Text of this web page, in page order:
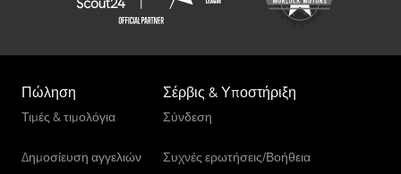
Πώληση
Τιμές & τιμολόγια
Δημοσίευση αγγελιών
Σέρβις & Υποστήριξη
Σύνδεση
Συχνές ερωτήσεις/Βοήθεια